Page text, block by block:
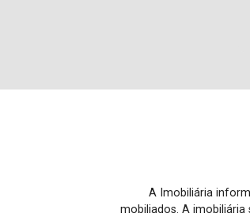
A Imobiliária
mobiliados. A